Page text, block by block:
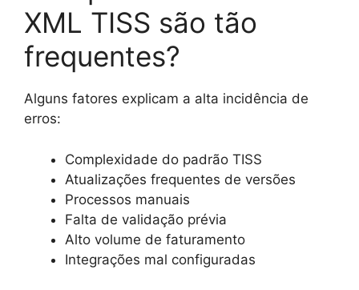
XML TISS são tão
frequentes?
Alguns fatores explicam a alta incidência de
erros:
Complexidade do padrão TISS
Atualizações frequentes de versões
Processos manuais
Falta de validação prévia
Alto volume de faturamento
Integrações mal configuradas